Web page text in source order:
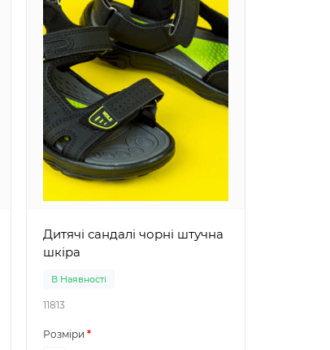
Дитячі сандалі чорні штучна
шкіра
В Наявності
11813
Розміри